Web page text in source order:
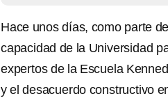
Hace unos días, como parte
capacidad de la Universidad
expertos de la Escuela
y el desacuerdo constructivo